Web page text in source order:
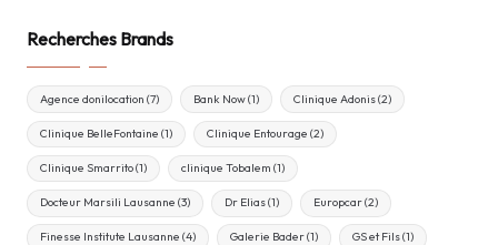
Recherches Brands
Agence donilocation (7) Bank Now(1) Clinique Adonis(2)
Clinique BelleFontaine (1) Clinique Entourage (2)
Clinique Smarrito(1) clinique Tobalem (1)
Docteur Marsili Lausanne (3) Dr Elias(1) Europcar(2)
Finesse Institute Lausanne (4) Galerie Bader(1) GS et Fils(1)